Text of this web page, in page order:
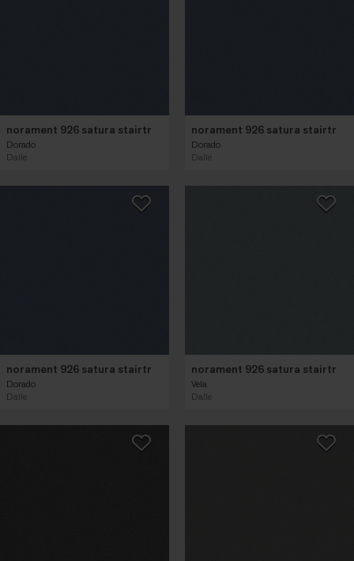
norament 926 satura stairtr
Dorado
Dalle
norament 926 satura stairtr
Dorado
Dalle
norament 926 satura stairtr
Dorado
Dalle
norament 926 satura stairtr
Vela
Dalle